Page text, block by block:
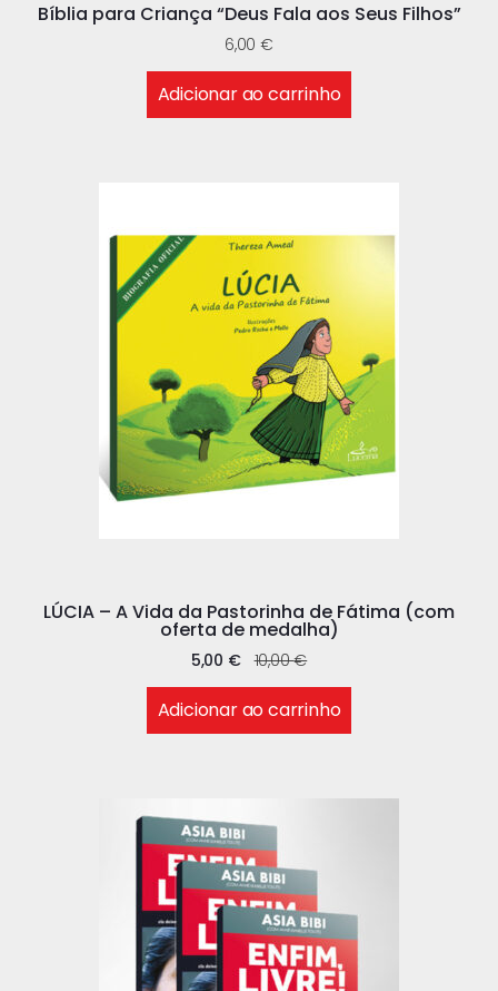
Bíblia para Criança “Deus Fala aos Seus Filhos”
6,00€
Adicionar ao carrinho
LÚCIA – A Vida da Pastorinha de Fátima (com
oferta de medalha)
10,00€
5,00 €
Adicionar ao carrinho